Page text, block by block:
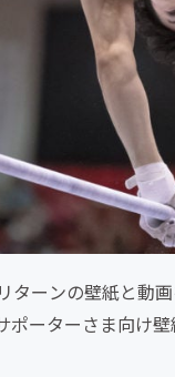
ターンの壁紙と動
ーターさま向け